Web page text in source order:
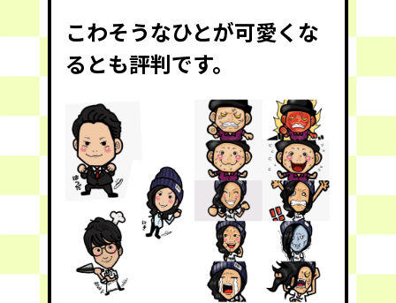
こわそうなひとが可愛くな
るとも評判です。